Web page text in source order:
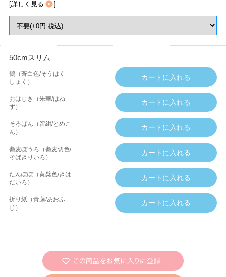
[詳しく見る ]
50cmスリム
鶴（蒼白色/そうはく
しょく）
おはじき（朱華/はね
ず）
そろばん（留紺/とめこ
ん）
蕎麦ぼうろ（蕎麦切色/
そばきりいろ）
たんぽぽ（黄檗色/きは
だいろ）
折り紙（青藤/あおふ
じ）